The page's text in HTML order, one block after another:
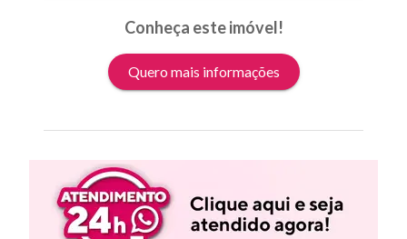
Conheça este imóvel!
Quero mais informações